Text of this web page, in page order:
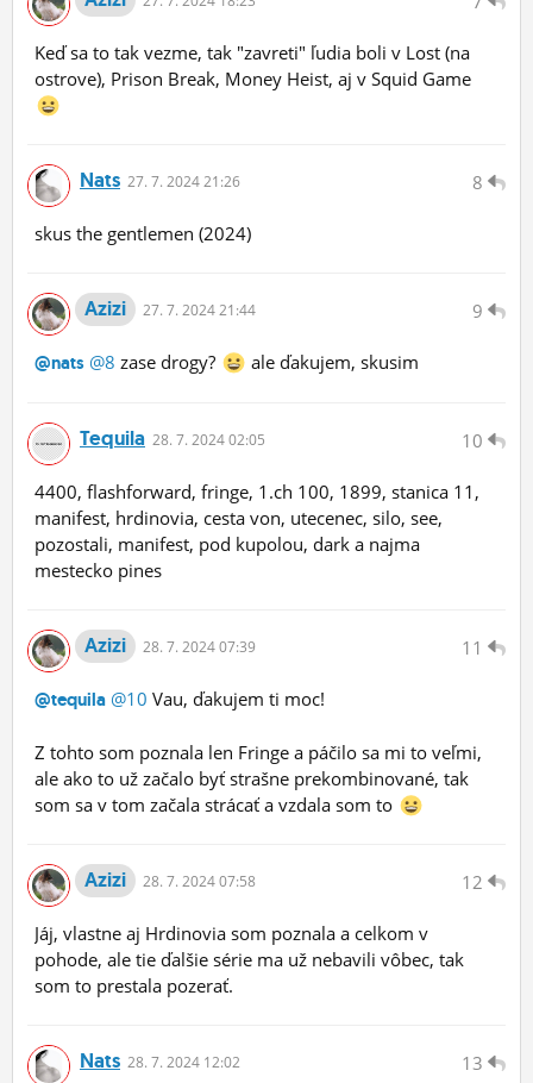
Keď sa to tak vezme, tak "zavreti" ľudia boli v Lost (na
ostrove), Prison Break, Money Heist, aj v Squid Game
8
Nats 27. 7. 2024 21:26
skus the gentlemen (2024)
9
Azizi 27. 7. 2024 21:44
@nats @8 zase drogy? ale ďakujem, skusim
10
Tequila 28. 7. 2024 02:05
4400, flashforward, fringe, 1.ch 100, 1899, stanica 11,
manifest, hrdinovia, cesta von, utecenec, silo, see,
pozostali, manifest, pod kupolou, dark a najma
mestecko pines
11
Azizi 28. 7. 2024 07:39
@tequila @10 Vau, ďakujem ti moc!
Z tohto som poznala len Fringe a páčilo sa mi to veľmi,
ale ako to už začalo byť strašne prekombinované, tak
som sa v tom začala strácať a vzdala som to
12
Azizi 28. 7. 2024 07:58
Jáj, vlastne aj Hrdinovia som poznala a celkom v
pohode, ale tie ďalšie série ma už nebavili vôbec, tak
som to prestala pozerať.
13
Nats 28. 7. 2024 12:02